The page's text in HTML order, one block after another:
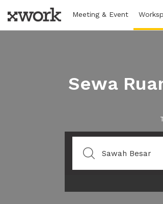
Meeting & Event
Sewa